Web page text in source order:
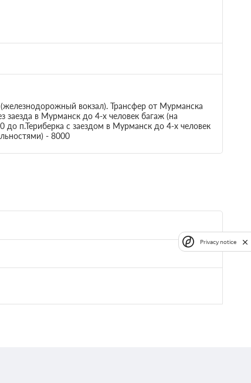
вокзал). Трансфер от Мурманска
заезда в Мурманск до 4-х человек багаж (на
п.Териберка с заездом в Мурманск до 4-х человек
- 8000
Privacy notice